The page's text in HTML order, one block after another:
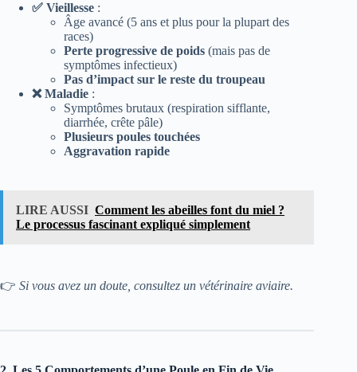
✅ Vieillesse :
Âge avancé (5 ans et plus pour la plupart des
races)
Perte progressive de poids (mais pas de
symptômes infectieux)
Pas d’impact sur le reste du troupeau
❌ Maladie :
Symptômes brutaux (respiration sifflante,
diarrhée, crête pâle)
Plusieurs poules touchées
Aggravation rapide
LIRE AUSSI Comment les abeilles font du miel ?
Le processus fascinant expliqué simplement
👉 Si vous avez un doute, consultez un vétérinaire aviaire.